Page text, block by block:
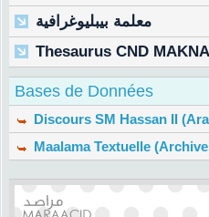
معلمة بيبليوغرافية
Thesaurus CND
Bases de Données
Discours SM Hassan II
Maalama Textuelle